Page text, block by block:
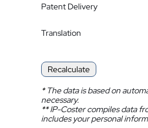
Patent Delivery
Translation
Recalculate
*The data is based on
necessary.
**IP-Coster compiles data
includes your personal